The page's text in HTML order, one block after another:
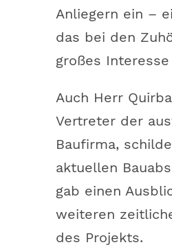
Anliegern ein –
das bei den
großes
Auch Herr
Vertreter der
Baufirma,
aktuellen
gab einen
weiteren
des Projekts.